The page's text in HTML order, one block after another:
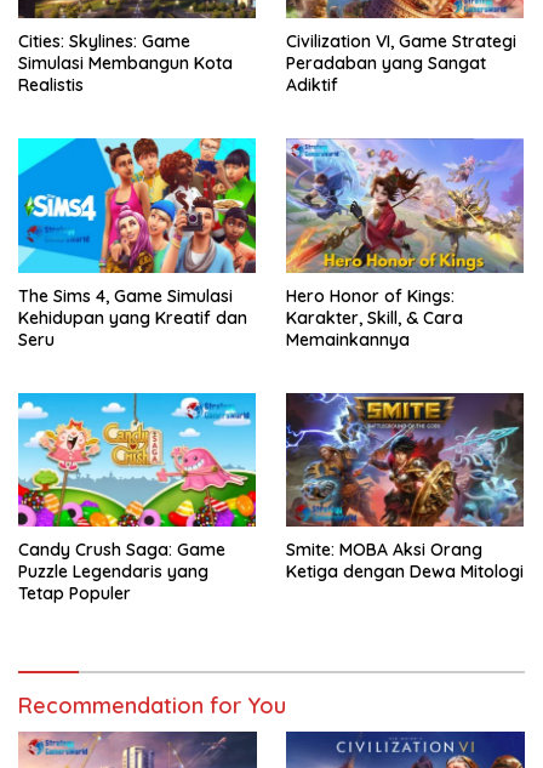
Cities: Skylines: Game
Simulasi Membangun Kota
Realistis
Civilization VI, Game Strategi
Peradaban yang Sangat
Adiktif
The Sims 4, Game Simulasi
Kehidupan yang Kreatif dan
Seru
Hero Honor of Kings:
Karakter, Skill, & Cara
Memainkannya
Candy Crush Saga: Game
Puzzle Legendaris yang
Tetap Populer
Smite: MOBA Aksi Orang
Ketiga dengan Dewa Mitologi
Recommendation for You